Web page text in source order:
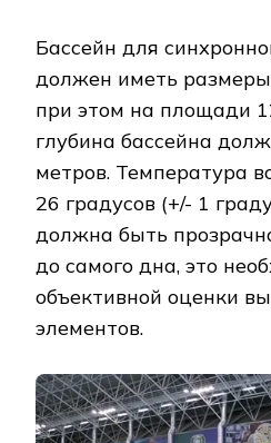
Бассейн для
должен иметь
при этом на площади
глубина бассейна
метров. Температура
26 градусов (+/- 1
должна быть
до самого дна, это
объективной оценки
элементов.